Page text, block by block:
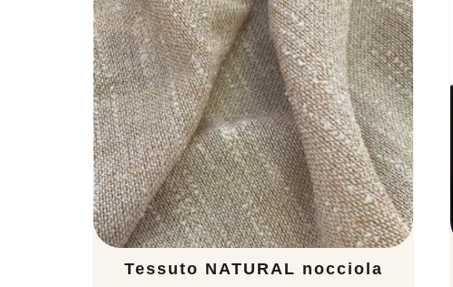
Tessuto NATURAL nocciola